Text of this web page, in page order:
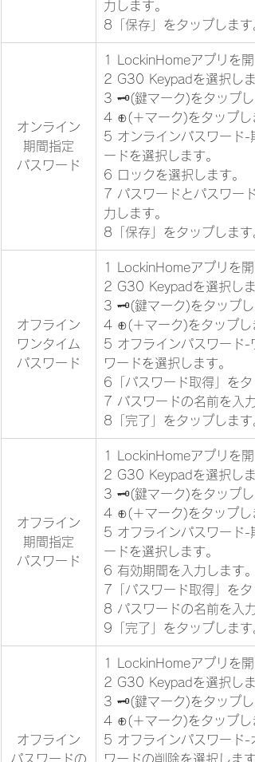
力します。
8「保存」をタップします
オンライン
期間指定
パスワード
1 LockinHomeアプリを開
2 G30 Keypadを選択しま
3 🗝(鍵マーク)をタップし
4 ⊕(＋マーク)をタップし
5 オンラインパスワード-
ードを選択します。
6 ロックを選択します。
7 パスワードとパスワー
力します。
8「保存」をタップします
オフライン
ワンタイム
パスワード
1 LockinHomeアプリを開
2 G30 Keypadを選択しま
3 🗝(鍵マーク)をタップし
4 ⊕(＋マーク)をタップし
5 オフラインパスワード-
ワードを選択します。
6「パスワード取得」をタ
7 パスワードの名前を入
8「完了」をタップします
オフライン
期間指定
パスワード
1 LockinHomeアプリを開
2 G30 Keypadを選択しま
3 🗝(鍵マーク)をタップし
4 ⊕(＋マーク)をタップし
5 オフラインパスワード-
ードを選択します。
6 有効期間を入力します。
7「パスワード取得」をタ
8 パスワードの名前を入
9「完了」をタップします
オフライン
パスワードの
1 LockinHomeアプリを開
2 G30 Keypadを選択しま
3 🗝(鍵マーク)をタップし
4 ⊕(＋マーク)をタップし
5 オフラインパスワード-
ワードの削除を選択します